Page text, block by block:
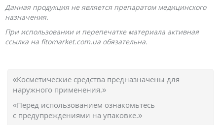
Данная продукция не является препаратом медицинского
назначения.
При использовании и перепечатке материала активная
ссылка на fitomarket.com.ua обязательна.
«Косметические средства предназначены для
наружного применения.»
«Перед использованием ознакомьтесь
с предупреждениями на упаковке.»